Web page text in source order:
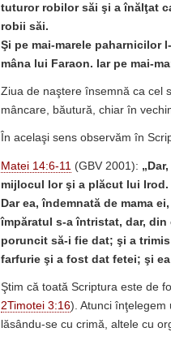
tuturor robilor săi şi a înălţat
robii săi.
Şi pe mai-marele paharnicilor
mâna lui Faraon. Iar pe mai-
Ziua de naştere însemnă ca cel
mâncare, băutură, chiar în
În acelaşi sens observăm în
Matei 14:6-11 (GBV 2001): „
mijlocul lor şi a plăcut lui Irod.
Dar ea, îndemnată de mama
împăratul s-a întristat, dar, din
poruncit să-i fie dat; şi a
farfurie şi a fost dat fetei; şi
Ştim că toată Scriptura este de
2Timotei 3:16). Atunci înţelegem
lăsându-se cu crimă, altele cu